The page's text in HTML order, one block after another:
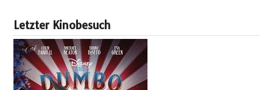
Letzter Kinobesuch